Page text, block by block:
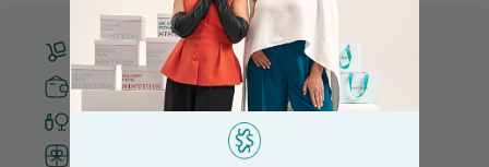
Безкоштовна доставка від 3000 UAH
Безпечні способи оплати
Тільки оригінальна косметика
Система бонусів та лояльності